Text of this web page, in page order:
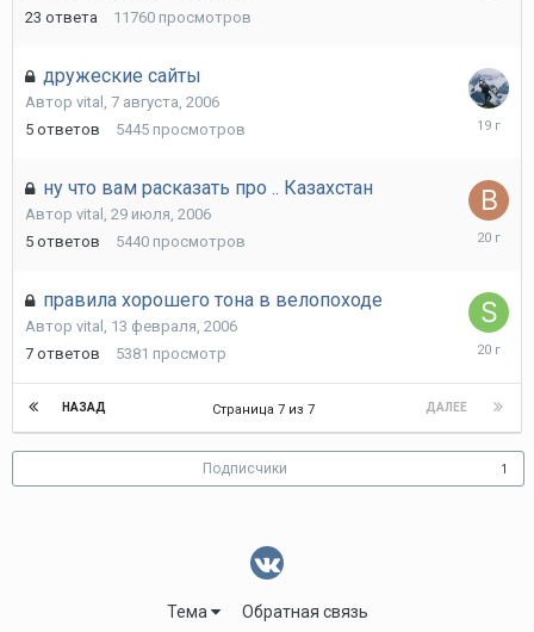
23 ответа 11760 просмотров
дружеские сайты
Автор vital , 7 августа, 2006
5 ответов 5445 просмотров
ну что вам расказать про .. Казахстан
Автор vital , 29 июля, 2006
5 ответов 5440 просмотров
31
правила хорошего тона в велопоходе
Автор vital , 13 февраля, 2006
7 ответов 5381 просмотр
16
2006
НАЗАД ДАЛЕЕ
Страница 7 из 7
Подписчики 1
Тема Обратная связь